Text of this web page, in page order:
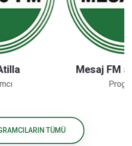
Mesaj FM ana
Programcı
TÜMÜ